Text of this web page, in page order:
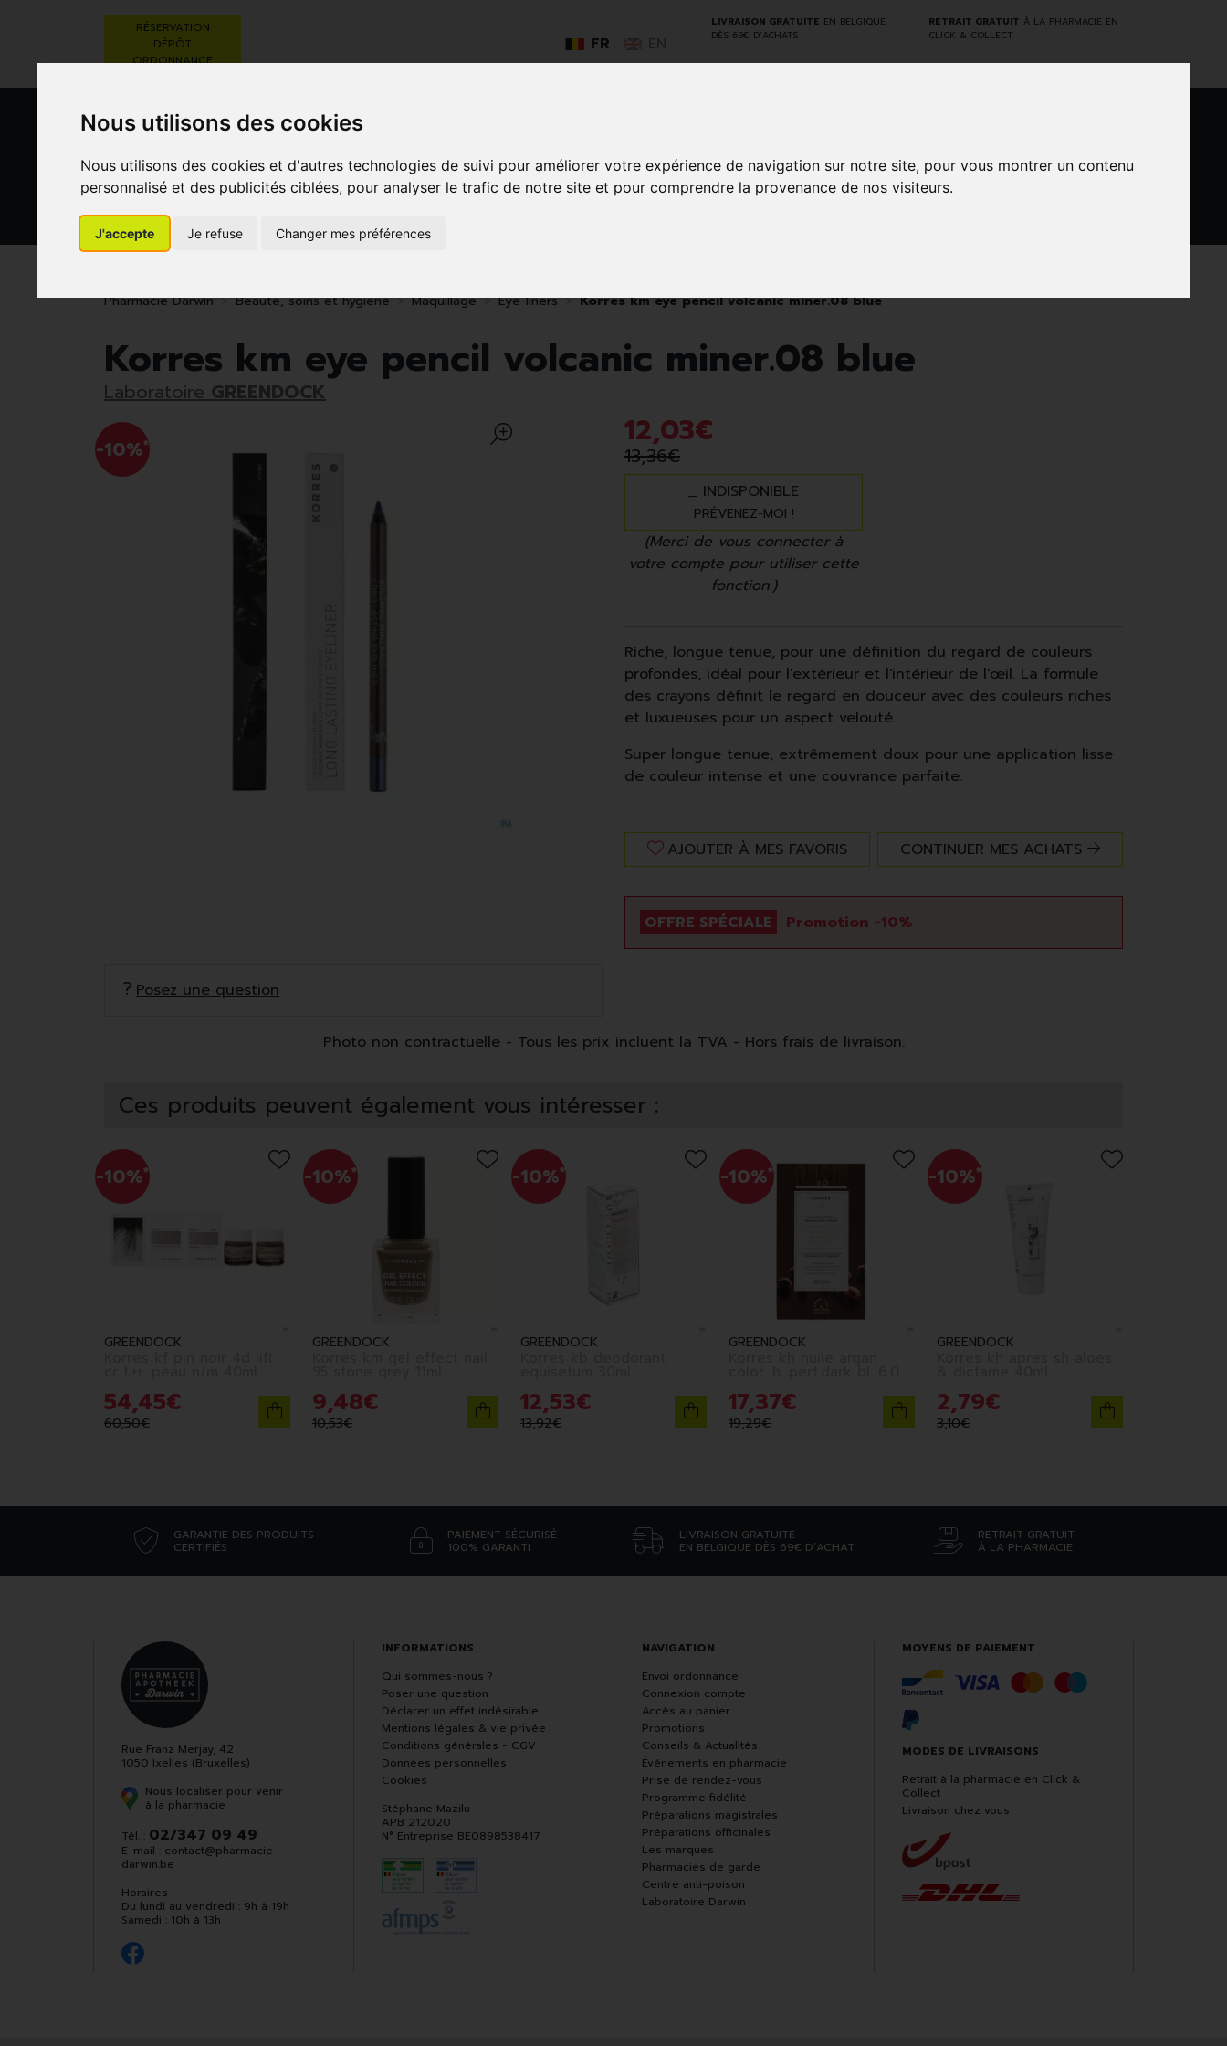
Nous utilisons des cookies
Nous utilisons des cookies et d'autres technologies de suivi pour améliorer votre expérience de navigation sur notre site, pour vous montrer un contenu
personnalisé et des publicités ciblées, pour analyser le trafic de notre site et pour comprendre la provenance de nos visiteurs.
J'accepte Je refuse Changer mes préférences
LIVRAISON GRATUITE EN BELGIQUE
DÈS 69€ D’ACHATS
RETRAIT GRATUIT À LA PHARMACIE EN
CLICK & COLLECT
FR
RÉSERVATION
DÉPÔT
ORDONNANCE
GO
BEAUTÉ,
SOINS ET
RÉGIME,
GROSSESSE
50+
Pharmacie Darwin Beauté, soins et hygiène Maquillage Eye-liners Korres km eye pencil volcanic miner.08 blue
Korres km eye pencil volcanic miner.08 blue
Laboratoire GREENDOCK
-10%* 12,03€
13,36€
INDISPONIBLE
PRÉVENEZ-MOI !
(Merci de vous connecter à
votre compte pour utiliser cette
fonction.)
Riche, longue tenue, pour une définition du regard de couleurs
profondes, idéal pour l'extérieur et l'intérieur de l'œil. La formule
des crayons définit le regard en douceur avec des couleurs riches
et luxueuses pour un aspect velouté.
Super longue tenue, extrêmement doux pour une application lisse
de couleur intense et une couvrance parfaite.
AJOUTER À MES FAVORIS CONTINUER MES ACHATS
OFFRE SPÉCIALE Promotion -10%
Posez une question
Photo non contractuelle - Tous les prix incluent la TVA - Hors frais de livraison.
Ces produits peuvent également vous intéresser :
-10%*
GREENDOCK
54,45€
60,50€
-10%*
GREENDOCK
9,48€
10,53€
-10%*
GREENDOCK
12,53€
13,92€
-10%*
GREENDOCK
17,37€
19,29€
-10%*
GREENDOCK
2,79€
3,10€
GARANTIE DES PRODUITS
CERTIFIÉS
PAIEMENT SÉCURISÉ
100% GARANTI
LIVRAISON GRATUITE
EN BELGIQUE DÈS 69€ D’ACHAT
RETRAIT GRATUIT
À LA PHARMACIE
Rue Franz Merjay, 42
1050 Ixelles (Bruxelles)
Nous localiser pour venir
à la pharmacie
Tél. : 02/347 09 49
E-mail : contact@pharmacie-
darwin.be
Horaires
Du lundi au vendredi : 9h à 19h
Samedi : 10h à 13h
INFORMATIONS
Qui sommes-nous ?
Poser une question
Déclarer un effet indésirable
Mentions légales & vie privée
Conditions générales - CGV
Données personnelles
Cookies
Stéphane Mazilu
APB 212020
N° Entreprise BE0898538417
NAVIGATION
Envoi ordonnance
Connexion compte
Accès au panier
Promotions
Conseils & Actualités
Événements en pharmacie
Prise de rendez-vous
Programme fidélité
Préparations magistrales
Préparations officinales
Les marques
Pharmacies de garde
Centre anti-poison
Laboratoire Darwin
MOYENS DE PAIEMENT
MODES DE LIVRAISONS
Retrait à la pharmacie en Click &
Collect
Livraison chez vous